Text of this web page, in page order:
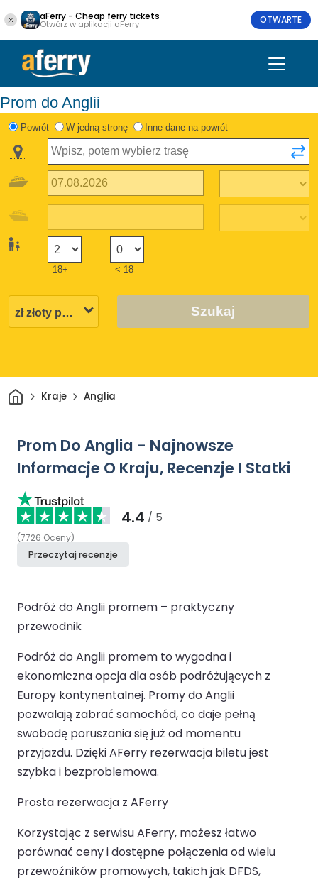
aFerry - Cheap ferry tickets
Otwórz w aplikacji aFerry OTWARTE
Prom do Anglii
Powrót W jedną stronę Inne dane na powrót
18+ < 18
Szukaj
DomKraje Anglia
Prom Do Anglia - Najnowsze
Informacje O Kraju, Recenzje I Statki
4.4 / 5
(7726 Oceny)
Przeczytaj recenzje
Podróż do Anglii promem – praktyczny
przewodnik
Podróż do Anglii promem to wygodna i
ekonomiczna opcja dla osób podróżujących z
Europy kontynentalnej. Promy do Anglii
pozwalają zabrać samochód, co daje pełną
swobodę poruszania się już od momentu
przyjazdu. Dzięki AFerry rezerwacja biletu jest
szybka i bezproblemowa.
Prosta rezerwacja z AFerry
Korzystając z serwisu AFerry, możesz łatwo
porównać ceny i dostępne połączenia od wielu
przewoźników promowych, takich jak DFDS,